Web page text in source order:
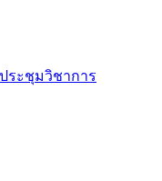
ระชุมวิชาการ